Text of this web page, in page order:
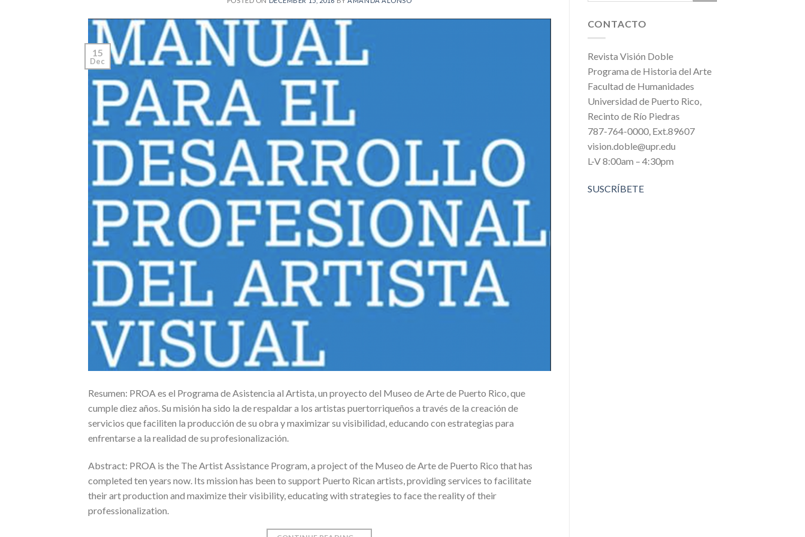
15
Dec
Resumen: PROA es el Programa de Asistencia al Artista, un proyecto del Museo de Arte de Puerto Rico, que
cumple diez años. Su misión ha sido la de respaldar a los artistas puertorriqueños a través de la creación de
servicios que faciliten la producción de su obra y maximizar su visibilidad, educando con estrategias para
enfrentarse a la realidad de su profesionalización.
Abstract: PROA is the The Artist Assistance Program, a project of the Museo de Arte de Puerto Rico that has
completed ten years now. Its mission has been to support Puerto Rican artists, providing services to facilitate
their art production and maximize their visibility, educating with strategies to face the reality of their
professionalization.
CONTACTO
Revista Visión Doble
Programa de Historia del Arte
Facultad de Humanidades
Universidad de Puerto Rico,
Recinto de Río Piedras
787-764-0000, Ext.89607
vision.doble@upr.edu
L-V 8:00am – 4:30pm
SUSCRÍBETE